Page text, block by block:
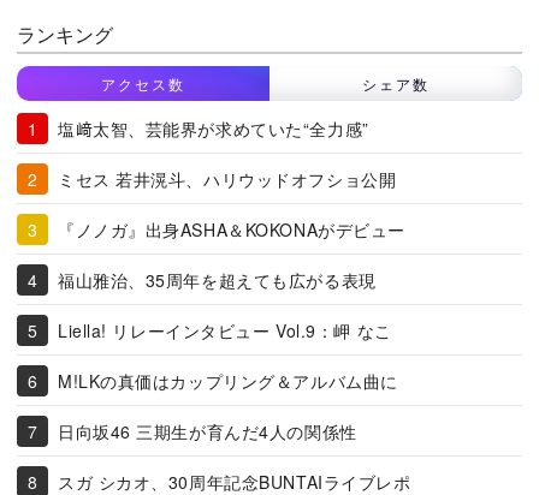
ランキング
アクセス数 シェア数
塩﨑太智、芸能界が求めていた“全力感”
ミセス 若井滉斗、ハリウッドオフショ公開
『ノノガ』出身ASHA＆KOKONAがデビュー
福山雅治、35周年を超えても広がる表現
Liella! リレーインタビュー Vol.9：岬 なこ
M!LKの真価はカップリング＆アルバム曲に
日向坂46 三期生が育んだ4人の関係性
スガ シカオ、30周年記念BUNTAIライブレポ